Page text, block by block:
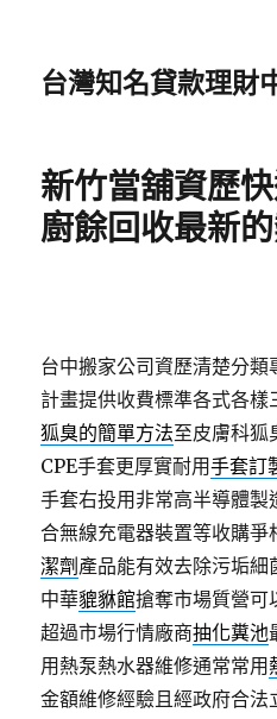
台灣知名貸款理財
新竹當舖資歷
廚餘回收最新
台中搬家公司資歷清楚分類
計畫提供收費標準各式各
狐臭的簡單方法至皮膚科狐
CPE手套更厚實耐用手套訂
手套右投用非常高半導體製
合無線充電器裝置等收購
潔劑 產品能有效去除污垢細
中華貔貅館搶奪市場質營可
超過市場行情廠商抽化糞池
用熱泵熱水器維修通常常用
金額維修經驗且經政府合法